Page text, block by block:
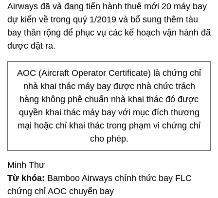
Airways đã và đang tiến hành thuê mới 20 máy bay
dự kiến về trong quý 1/2019 và bổ sung thêm tàu
bay thân rộng để phục vụ các kế hoạch vận hành đã
được đặt ra.
AOC (Aircraft Operator Certificate) là chứng chỉ
nhà khai thác máy bay được nhà chức trách
hàng không phê chuẩn nhà khai thác đó được
quyền khai thác máy bay với mục đích thương
mại hoặc chỉ khai thác trong phạm vi chứng chỉ
cho phép.
Minh Thư
Từ khóa: Bamboo Airways chính thức bay FLC
chứng chỉ AOC chuyến bay